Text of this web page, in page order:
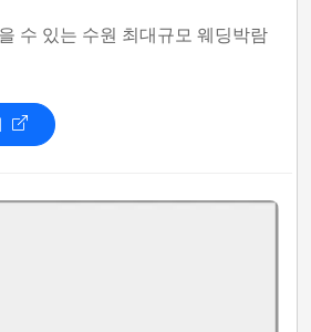
수 있는 수원 최대규모 웨딩박람